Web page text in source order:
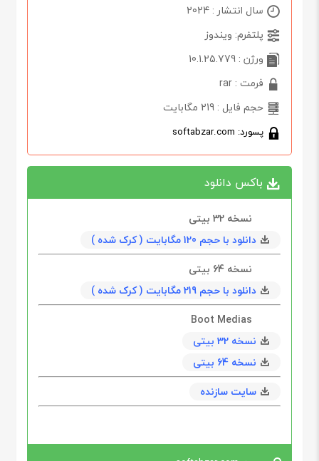
سال انتشار : 2024
پلتفرم: ویندوز
ورژن : 10.1.25.779
فرمت : rar
حجم فایل : 219 مگابایت
پسورد: softabzar.com
باکس دانلود
نسخه 32 بیتی
دانلود با حجم 120 مگابايت ( کرک شده )
نسخه 64 بیتی
دانلود با حجم 219 مگابايت ( کرک شده )
Boot Medias
نسخه 32 بیتی
نسخه 64 بیتی
سایت سازنده